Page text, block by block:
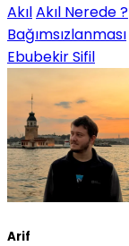
AkılAkıl Nerede ?
Bağımsızlanması
Ebubekir Sifil
Arif